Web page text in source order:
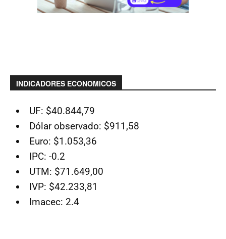
INDICADORES ECONOMICOS
UF: $40.844,79
Dólar observado: $911,58
Euro: $1.053,36
IPC: -0.2
UTM: $71.649,00
IVP: $42.233,81
Imacec: 2.4